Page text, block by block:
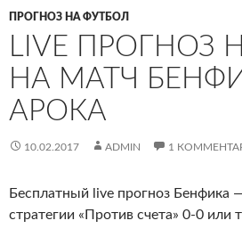
ПРОГНОЗ НА ФУТБОЛ
LIVE ПРОГНОЗ
НА МАТЧ
АРОКА
10.02.2017 ADMIN 1
Бесплатный live прогноз Бенфика
стратегии «Против счета» 0-0 или